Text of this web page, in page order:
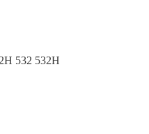
532 532H